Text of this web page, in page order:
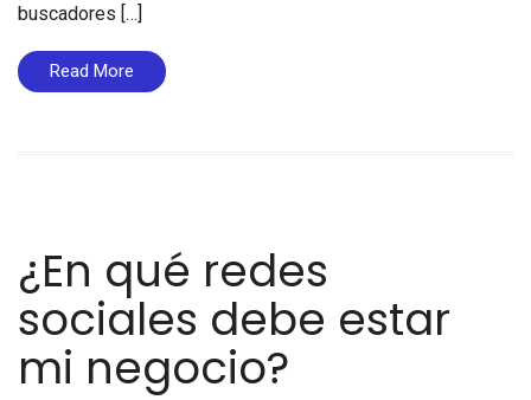
buscadores […]
Read More
¿En qué redes
sociales debe estar
mi negocio?